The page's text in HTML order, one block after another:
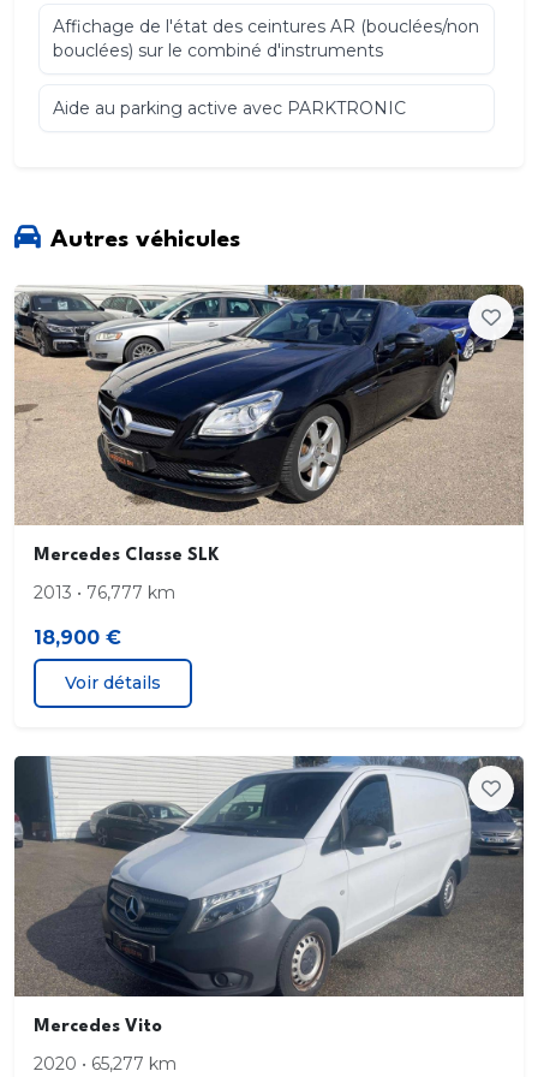
Affichage de l'état des ceintures AR (bouclées/non
bouclées) sur le combiné d'instruments
Aide au parking active avec PARKTRONIC
Airbags latéraux pour le conducteur et le passager
AV (airbags combinés thorax et bassin)
Airbags latéraux thorax et bassin AV
Airbags rideaux
Assistant de stabilisation en cas de vent latéral
ATTENTION ASSIST: Système de détection de
somnolence
Avertisseur de franchissement de ligne actif
Baguettes de ligne de ceinture chromées
Baguettes de seuil avec monogramme
MercedesBenz
Banquette AR rabattable 40/20/40
BAS (Freinage d'urgence assisté)
Bas de caisse dans le ton carrosserie
Autres véhicules
Mercedes Classe SLK
2013 • 76,777 km
18,900 €
Voir détails
Mercedes Vito
2020 • 65,277 km